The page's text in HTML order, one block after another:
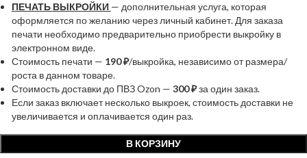
ПЕЧАТЬ ВЫКРОЙКИ — дополнительная услуга, которая
оформляется по желанию через личный кабинет. Для заказа
печати необходимо предварительно приобрести выкройку в
электронном виде.
Стоимость печати — 190 ₽/выкройка, независимо от размера/
роста в данном товаре.
Стоимость доставки до ПВЗ Ozon — 300 ₽за один заказ.
Если заказ включает несколько выкроек, стоимость доставки не
увеличивается и оплачивается один раз.
В КОРЗИНУ